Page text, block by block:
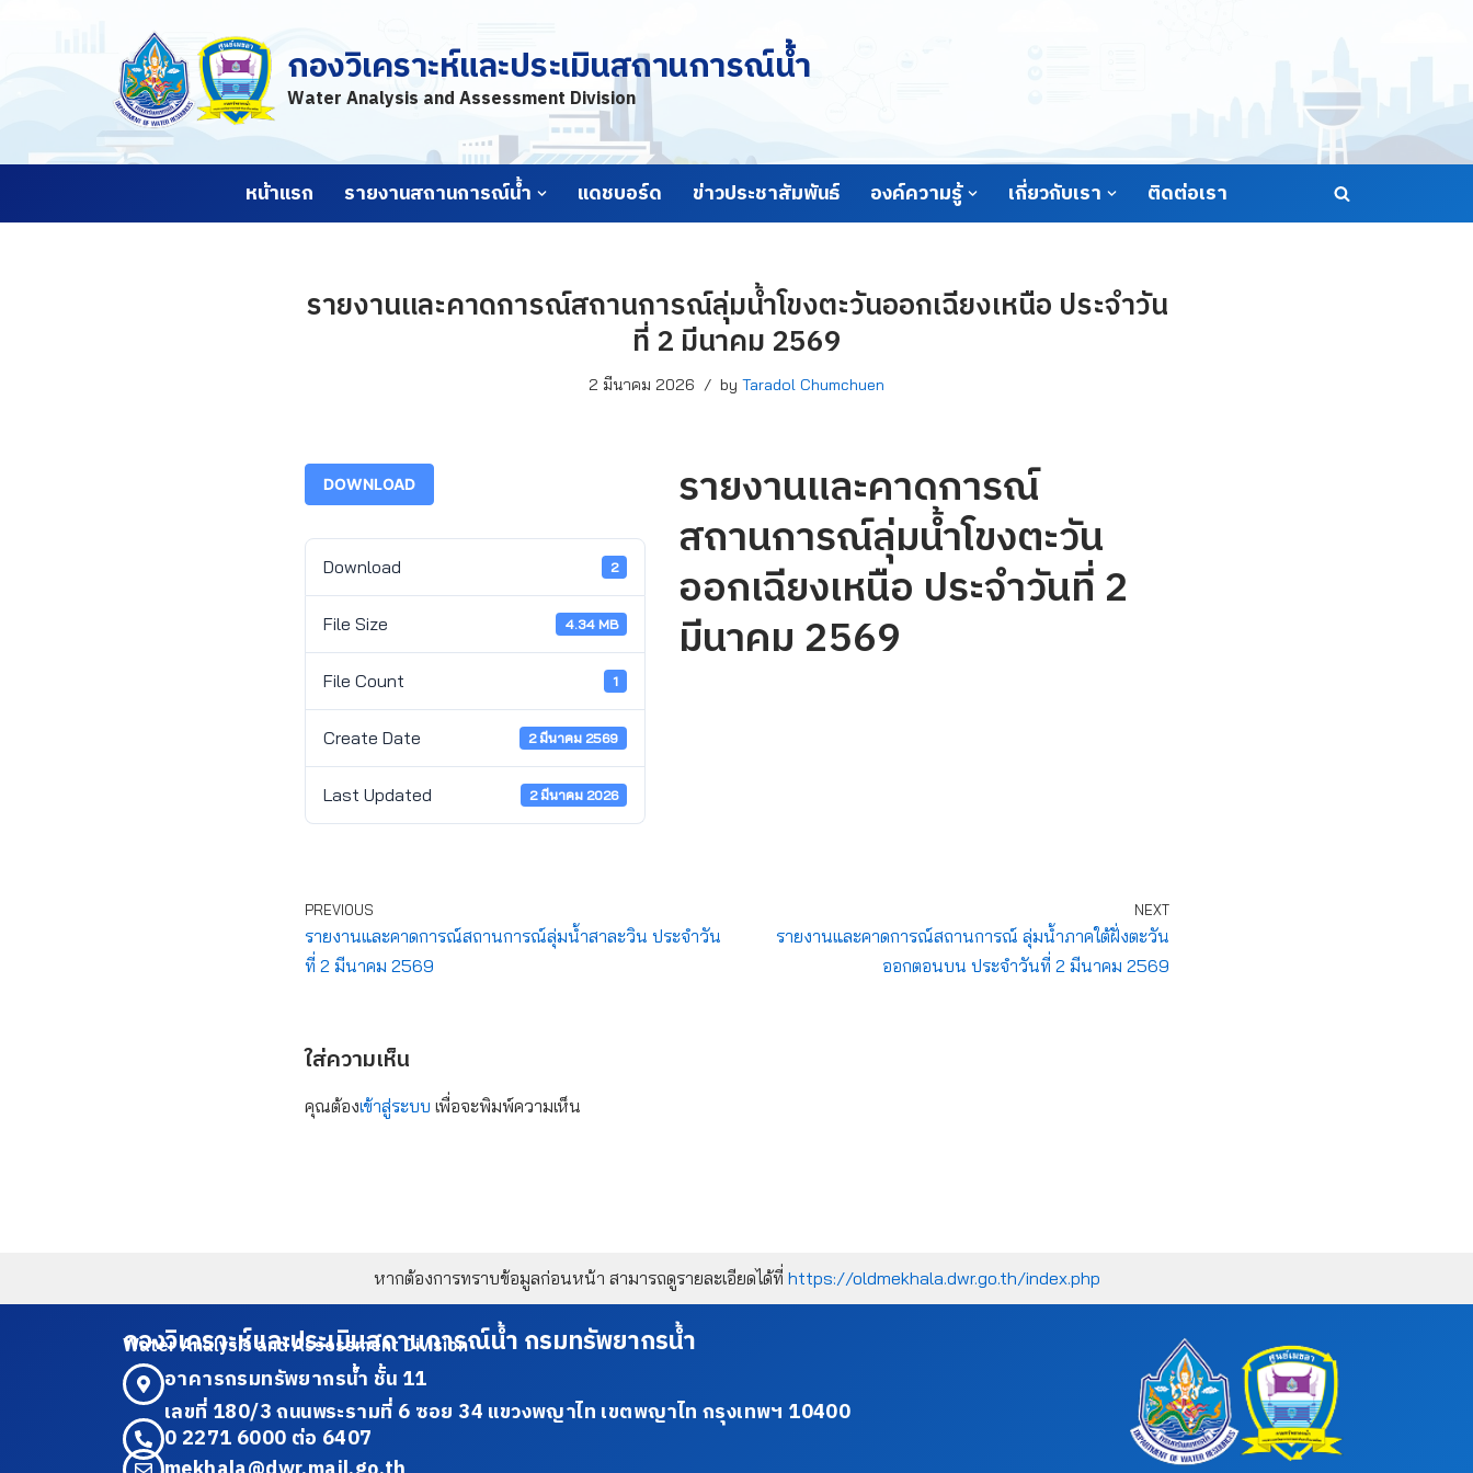
กองวิเคราะห์และประเมินสถานการณ์น้ำ
Water Analysis and Assessment Division
หน้าแรก รายงานสถานการณ์น้ำ แดชบอร์ด ข่าวประชาสัมพันธ์ องค์ความรู้ เกี่ยวกับเรา ติดต่อเรา
รายงานและคาดการณ์สถานการณ์ลุ่มน้ำโขงตะวันออกเฉียงเหนือ ประจำวัน
ที่ 2 มีนาคม 2569
2 มีนาคม 2026 by Taradol Chumchuen
DOWNLOAD
Download 2
File Size 4.34 MB
File Count 1
Create Date 2 มีนาคม 2569
Last Updated 2 มีนาคม 2026
รายงานและคาดการณ์
สถานการณ์ลุ่มน้ำโขงตะวัน
ออกเฉียงเหนือ ประจำวันที่ 2
มีนาคม 2569
PREVIOUS
รายงานและคาดการณ์สถานการณ์ลุ่มน้ำสาละวิน ประจำวัน
ที่ 2 มีนาคม 2569
NEXT
รายงานและคาดการณ์สถานการณ์ ลุ่มน้ำภาคใต้ฝั่งตะวัน
ออกตอนบน ประจำวันที่ 2 มีนาคม 2569
ใส่ความเห็น
คุณต้องเข้าสู่ระบบ เพื่อจะพิมพ์ความเห็น
หากต้องการทราบข้อมูลก่อนหน้า สามารถดูรายละเอียดได้ที่ https://oldmekhala.dwr.go.th/index.php
กองวิเคราะห์และประเมินสถานการณ์น้ำ กรมทรัพยากรน้ำ
Water Analysis and Assessment Division
อาคารกรมทรัพยากรน้ำ ชั้น 11
เลขที่ 180/3 ถนนพระรามที่ 6 ซอย 34 แขวงพญาไท เขตพญาไท กรุงเทพฯ 10400
0 2271 6000 ต่อ 6407